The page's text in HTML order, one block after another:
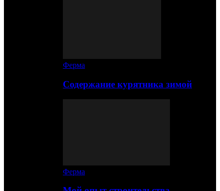
Ферма
Содержание курятника зимой
Ферма